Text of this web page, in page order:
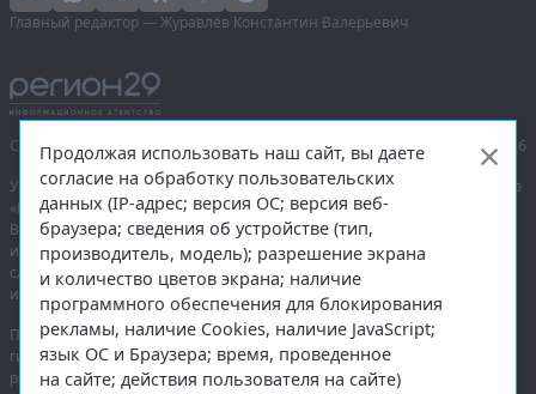
Главный редактор — Журавлёв Константин Валерьевич
Сетевое издание «Информационное агентство Регион 29»,
© 2016–2026
Учредитель — общество с ограниченной ответственностью «Агентство
«Правда Севера».
Выписка из реестра зарегистрированных средств массовой
информации:ЭЛ № ФС 77-74226от 09.11.2018 выдано Федеральной
службой по надзору в сфере связи, информационных технологий
и массовых коммуникаций (Роскомнадзор).
При полном или частичном использовании любых материалов
гиперссылка на region29.ruобязательна. Копирование материалов без
разрешения администрации сайта запрещено.
Продолжая использовать наш сайт, вы даете
согласие на обработку пользовательских
данных (IP-адрес; версия ОС; версия веб-
браузера; сведения об устройстве (тип,
производитель, модель); разрешение экрана
и количество цветов экрана; наличие
программного обеспечения для блокирования
рекламы, наличие Cookies, наличие JavaScript;
язык ОС и Браузера; время, проведенное
на сайте; действия пользователя на сайте)